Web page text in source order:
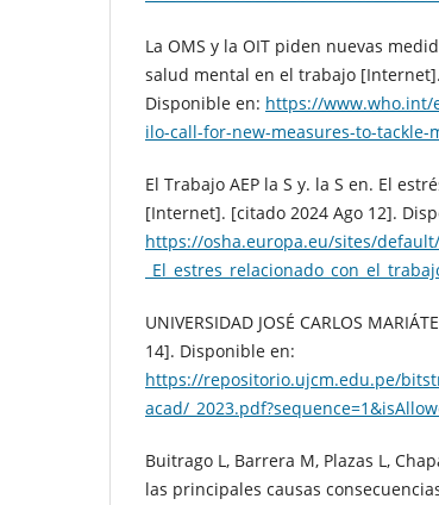
La OMS y la OIT piden nuevas
salud mental en el trabajo
Disponible en: https://www.who.int/
ilo-call-for-new-measures-to-
El Trabajo AEP la S y. la S en. El
[Internet]. [citado 2024 Ago 12].
https://osha.europa.eu/sites/
UNIVERSIDAD JOSÉ CARLOS
14]. Disponible en:
https://repositorio.ujcm.edu.pe/
acad/
Buitrago L, Barrera M, Plazas L,
las principales causas